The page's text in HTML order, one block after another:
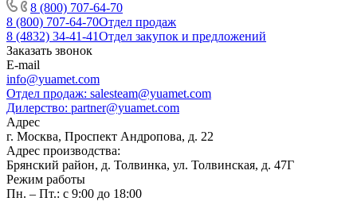
8 (800) 707-64-70
8 (800) 707-64-70Отдел продаж
8 (4832) 34-41-41Отдел закупок и предложений
Заказать звонок
E-mail
info@yuamet.com
Отдел продаж: salesteam@yuamet.com
Дилерство: partner@yuamet.com
Адрес
г. Москва, Проспект Андропова, д. 22
Адрес производства:
Брянский район, д. Толвинка, ул. Толвинская, д. 47Г
Режим работы
Пн. – Пт.: с 9:00 до 18:00